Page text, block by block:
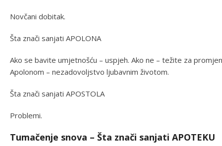
Novčani dobitak.
Šta znači sanjati APOLONA
Ako se bavite umjetnošću – uspjeh. Ako ne – težite za
Apolonom – nezadovoljstvo ljubavnim životom.
Šta znači sanjati APOSTOLA
Problemi.
Tumačenje snova – Šta znači sanjati APOTEKU